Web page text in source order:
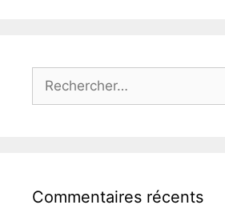
Commentaires récents